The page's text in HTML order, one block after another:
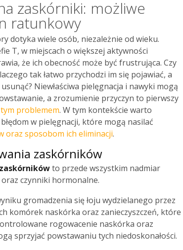
zaskórniki: możliwe
ratunkowy
dotyka wiele osób, niezależnie od wieku.
T, w miejscach o większej aktywności
że ich obecność może być frustrująca. Czy
tak łatwo przychodzi im się pojawiać, a
Niewłaściwa pielęgnacja i nawyki mogą
a zrozumienie przyczyn to pierwszy
problemem. W tym kontekście warto
w pielęgnacji, które mogą nasilać
oraz sposobom ich eliminacji.
zaskórników
to przede wszystkim nadmiar
czynniki hormonalne.
gromadzenia się łoju wydzielanego przez
komórek naskórka oraz zanieczyszczeń, które
rogowacenie naskórka oraz
sprzyjać powstawaniu tych niedoskonałości.